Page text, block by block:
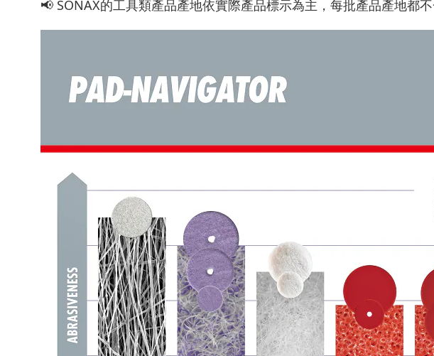
📢 SONAX的工具類產品產地依實際產品標示為主，每批產品產地都